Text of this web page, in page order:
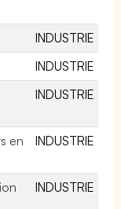
INDUSTRIE
INDUSTRIE
INDUSTRIE
en
INDUSTRIE
INDUSTRIE